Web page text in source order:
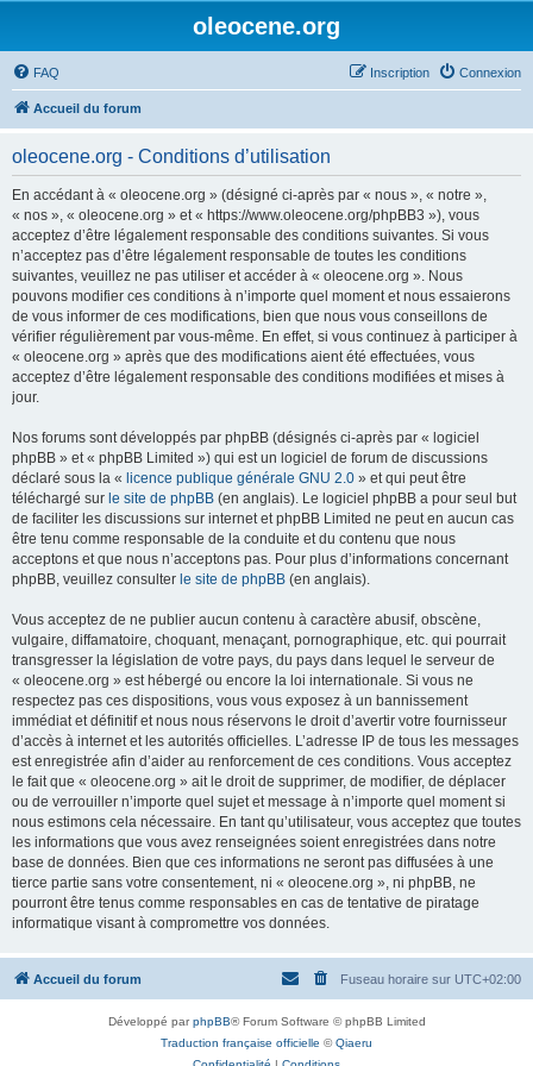
oleocene.org
FAQ Connexion
Inscription
Accueil du forum
oleocene.org - Conditions d’utilisation
En accédant à « oleocene.org » (désigné ci-après par « nous », « notre »,
« nos », « oleocene.org » et « https://www.oleocene.org/phpBB3 »), vous
acceptez d’être légalement responsable des conditions suivantes. Si vous
n’acceptez pas d’être légalement responsable de toutes les conditions
suivantes, veuillez ne pas utiliser et accéder à « oleocene.org ». Nous
pouvons modifier ces conditions à n’importe quel moment et nous essaierons
de vous informer de ces modifications, bien que nous vous conseillons de
vérifier régulièrement par vous-même. En effet, si vous continuez à participer à
« oleocene.org » après que des modifications aient été effectuées, vous
acceptez d’être légalement responsable des conditions modifiées et mises à
jour.
Nos forums sont développés par phpBB (désignés ci-après par « logiciel
phpBB » et « phpBB Limited ») qui est un logiciel de forum de discussions
déclaré sous la « licence publique générale GNU 2.0 » et qui peut être
téléchargé sur le site de phpBB (en anglais). Le logiciel phpBB a pour seul but
de faciliter les discussions sur internet et phpBB Limited ne peut en aucun cas
être tenu comme responsable de la conduite et du contenu que nous
acceptons et que nous n’acceptons pas. Pour plus d’informations concernant
phpBB, veuillez consulter le site de phpBB (en anglais).
Vous acceptez de ne publier aucun contenu à caractère abusif, obscène,
vulgaire, diffamatoire, choquant, menaçant, pornographique, etc. qui pourrait
transgresser la législation de votre pays, du pays dans lequel le serveur de
« oleocene.org » est hébergé ou encore la loi internationale. Si vous ne
respectez pas ces dispositions, vous vous exposez à un bannissement
immédiat et définitif et nous nous réservons le droit d’avertir votre fournisseur
d’accès à internet et les autorités officielles. L’adresse IP de tous les messages
est enregistrée afin d’aider au renforcement de ces conditions. Vous acceptez
le fait que « oleocene.org » ait le droit de supprimer, de modifier, de déplacer
ou de verrouiller n’importe quel sujet et message à n’importe quel moment si
nous estimons cela nécessaire. En tant qu’utilisateur, vous acceptez que toutes
les informations que vous avez renseignées soient enregistrées dans notre
base de données. Bien que ces informations ne seront pas diffusées à une
tierce partie sans votre consentement, ni « oleocene.org », ni phpBB, ne
pourront être tenus comme responsables en cas de tentative de piratage
informatique visant à compromettre vos données.
Accueil du forum Fuseau horaire sur UTC+02:00
Développé parphpBB® Forum Software © phpBB Limited
Traduction française officielle ©Qiaeru